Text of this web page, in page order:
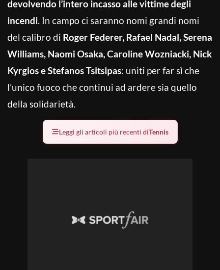
devolvendo l’intero incasso alle vittime degli
incendi. In campo ci saranno nomi grandi nomi
del calibro di Roger Federer, Rafael Nadal, Serena
Williams, Naomi Osaka, Caroline Wozniacki, Nick
Kyrgios e Stefanos Tsitsipas: uniti per far sì che
l’unico fuoco che continui ad ardere sia quello
della solidarietà.
Leggi gli articoli più recenti diTennis